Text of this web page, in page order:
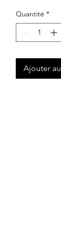
Quantité *
Ajouter